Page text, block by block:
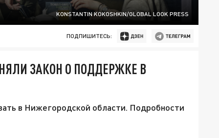
KONSTANTIN KOKOSHKIN/GLOBAL LOOK PRESS
ПОДПИШИТЕСЬ:
ЗАКОН О ПОДДЕРЖКЕ В
в Нижегородской области. Подробности